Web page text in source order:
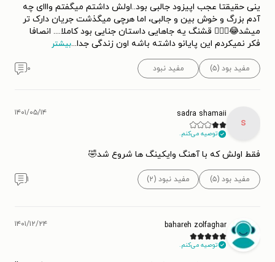
ینی حقیقتا عجب اپیزود جالبی بود..اولش داشتم میگفتم وااای چه
آدم بزرگ و خوش بین و جالبی، اما هرچی میگذشت جریان دارک تر
میشد😂🤦🏻‍♀️ قشنگ یه جاهایی داستان جنایی بود کاملا.... انصافا
فکر نمیکردم این پایانو داشته باشه اون زندگی جدا...بیشتر
مفید بود (۵) مفید نبود ۰
s
sadra shamaii
توصیه می‌کنم.
۱۴۰۱/۰۵/۱۴
فقط اولش که با آهنگ وایکینگ ها شروع شد🤣
مفید بود (۵) مفید نبود (۲) ۱
bahareh zolfaghar
توصیه می‌کنم.
۱۴۰۱/۱۲/۲۴